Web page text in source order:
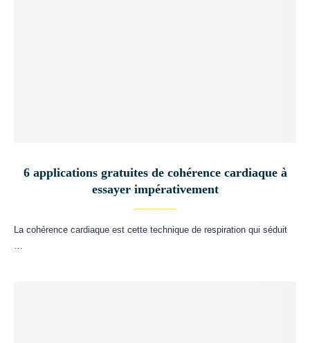
6 applications gratuites de cohérence cardiaque à
essayer impérativement
La cohérence cardiaque est cette technique de respiration qui séduit
…